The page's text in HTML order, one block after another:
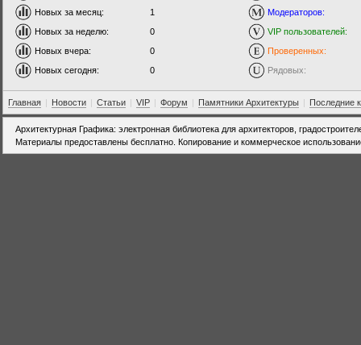
Новых за месяц:
1
Новых за неделю:
0
Новых вчера:
0
Новых сегодня:
0
Модераторов:
VIP пользователей:
Проверенных:
Рядовых:
Главная | Новости | Статьи | VIP | Форум | Памятники Архитектуры | Последние
Архитектурная Графика: электронная библиотека для архитекторов,
Материалы предоставлены бесплатно. Копирование и коммерческое